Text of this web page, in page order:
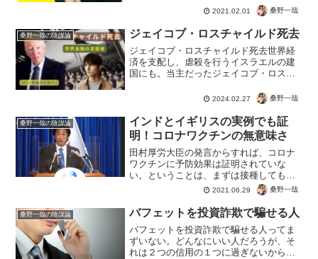
2021.02.01 桑野一哉
桑野一哉の陰謀論 ジェイコブ・ロスチャイルド死去
ジェイコブ・ロスチャイルド死去世界経
済を支配し、虐殺を行うイスラエルの建
国にも。当主だったジェイコブ・ロスチ
の、世界を支配するだのの陰謀論とも。
しかしメディアは「慈善活動家」などと
紹介し、ヤフーニュースに...
2024.02.27 桑野一哉
桑野一哉の陰謀論
インドとイギリスの実例でも証
明！コロナワクチンの無意味さ
田村厚労大臣の発言からすれば、コロナ
ワクチンに予防効果は証明されていな
い。ということは、まずは接種してもし
なくても他人への感染は気にすることは
ないということですね。この厚労省の大
前提をしっかりと周知徹底して欲しいで
すね。ワクチンに感染を予防...
2021.06.29 桑野一哉
桑野一哉の陰謀論 バフェットを投資詐欺で騙せる人
バフェットを投資詐欺で騙せる人ってま
ずいない。どんなにいい人だろうが、そ
れは２つの信用の１つに過ぎないから。